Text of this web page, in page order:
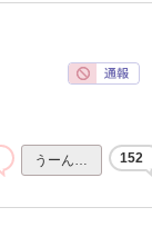
うーん… 152